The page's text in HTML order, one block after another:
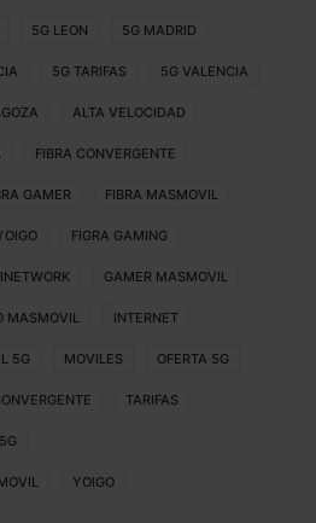
5G LEON 5G MADRID
5G TARIFAS 5G VALENCIA
ALTA VELOCIDAD
FIBRA CONVERGENTE
GAMER FIBRA MASMOVIL
FIGRA GAMING
GAMER MASMOVIL
MASMOVIL INTERNET
5G MOVILES OFERTA 5G
TARIFAS
YOIGO